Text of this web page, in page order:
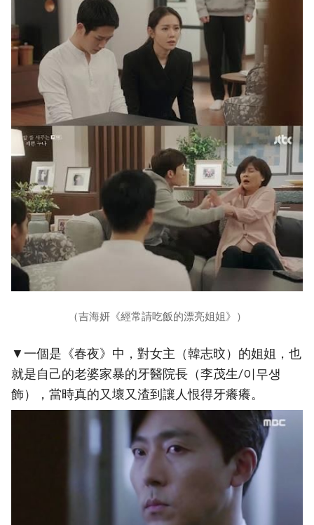
（吉海妍《經常請吃飯的漂亮姐姐》）
▼一個是《春夜》中，對女主（韓志旼）的姐姐，也
就是自己的老婆家暴的牙醫院長（李茂生/이무생
飾），當時真的又壞又渣到讓人恨得牙癢癢。